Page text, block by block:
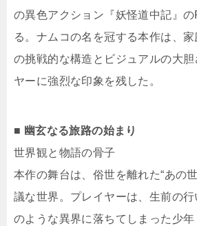
の異色アクション『妖怪道中記』
る。ナムコの名を冠する本作は、
の挑戦的な構造とビジュアルの大胆
ヤーに強烈な印象を残した。
■ 幽玄なる旅路の始まり
世界観と物語の骨子
本作の舞台は、俗世を離れた“あの
議な世界。プレイヤーは、生前の
のような異界に落ちてしまった少